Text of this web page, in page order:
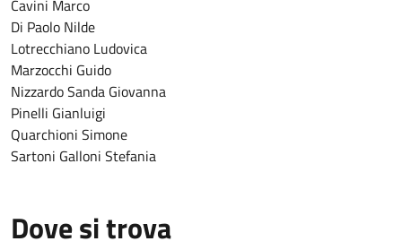
Cavini Marco
Di Paolo Nilde
Lotrecchiano Ludovica
Marzocchi Guido
Nizzardo Sanda Giovanna
Pinelli Gianluigi
Quarchioni Simone
Sartoni Galloni Stefania
Dove si trova